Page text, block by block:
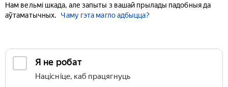
Нам вельмі шкада, але запыты з вашай прылады падобныя да
аўтаматычных.
Чаму гэта магло адбыцца?
Я не робат
Націсніце, каб працягнуць